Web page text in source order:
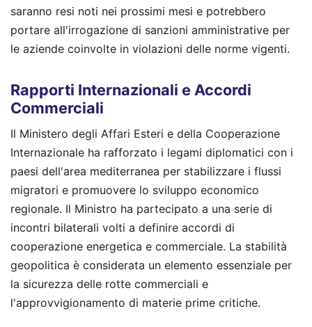
saranno resi noti nei prossimi mesi e potrebbero
portare all'irrogazione di sanzioni amministrative per
le aziende coinvolte in violazioni delle norme vigenti.
Rapporti Internazionali e Accordi
Commerciali
Il Ministero degli Affari Esteri e della Cooperazione
Internazionale ha rafforzato i legami diplomatici con i
paesi dell'area mediterranea per stabilizzare i flussi
migratori e promuovere lo sviluppo economico
regionale. Il Ministro ha partecipato a una serie di
incontri bilaterali volti a definire accordi di
cooperazione energetica e commerciale. La stabilità
geopolitica è considerata un elemento essenziale per
la sicurezza delle rotte commerciali e
l'approvvigionamento di materie prime critiche.